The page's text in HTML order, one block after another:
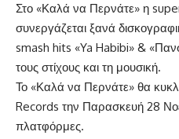
Στο «Καλά να Περνάτε» η
συνεργάζεται ξανά
smash hits «Ya Habibi» &
τους στίχους και τη μουσική.
Το «Καλά να Περνάτε» θα
Records την Παρασκευή 28
πλατφόρμες.